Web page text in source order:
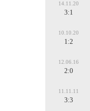
14.11.20
3:1
10.10.20
1:2
12.06.16
2:0
11.11.11
3:3